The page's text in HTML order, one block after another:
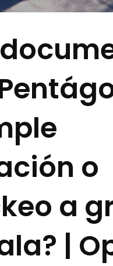
o
a
|